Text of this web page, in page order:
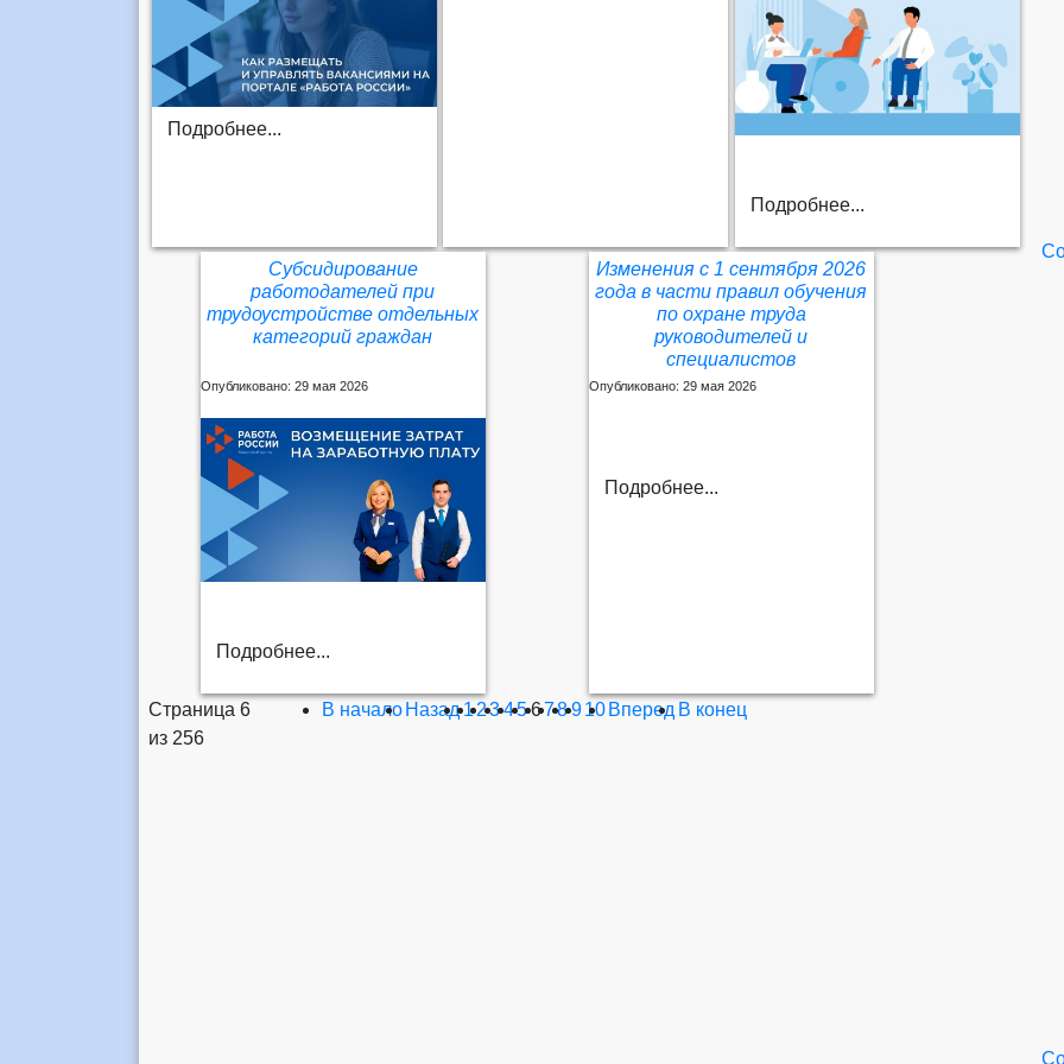
Подробнее...
Подробнее...
Субсидирование
работодателей при
трудоустройстве отдельных
категорий граждан
Опубликовано: 29 мая 2026
Подробнее...
Изменения с 1 сентября 2026
года в части правил обучения
по охране труда
руководителей и
специалистов
Опубликовано: 29 мая 2026
Подробнее...
Страница 6
из 256
В начало Назад12345678910 Вперед В конец